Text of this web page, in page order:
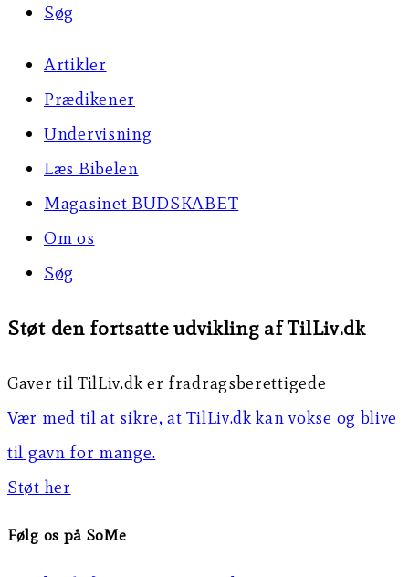
Søg
Artikler
Prædikener
Undervisning
Læs Bibelen
Magasinet BUDSKABET
Om os
Søg
Støt den fortsatte udvikling af TilLiv.dk
Gaver til TilLiv.dk er fradragsberettigede
Vær med til at sikre, at TilLiv.dk kan vokse og blive
til gavn for mange.
Støt her
Følg os på SoMe